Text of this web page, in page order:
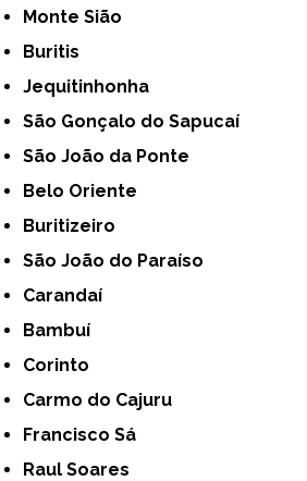
Monte Sião
Buritis
Jequitinhonha
São Gonçalo do Sapucaí
São João da Ponte
Belo Oriente
Buritizeiro
São João do Paraíso
Carandaí
Bambuí
Corinto
Carmo do Cajuru
Francisco Sá
Raul Soares